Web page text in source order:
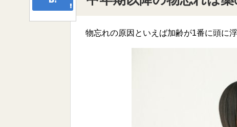
物忘れの原因といえば加齢が1番に頭に